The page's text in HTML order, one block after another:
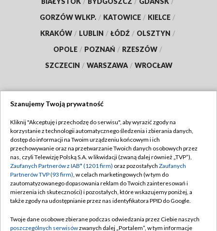
GORZÓW WLKP. / KATOWICE / KIELCE /
KRAKÓW / LUBLIN / ŁÓDŹ / OLSZTYN /
OPOLE / POZNAŃ / RZESZÓW /
SZCZECIN / WARSZAWA / WROCŁAW
TVP
Abonament TVP
Emisja w TVP
Centrum informacji TVP
Naziemna Telewizja Cyfrowa
Rada Programowa
Regulamin TVP
Polityka prywatności
Moje zgody
Pomoc
Kontakt
Szanujemy Twoją prywatność
Kliknij "Akceptuję i przechodzę do serwisu", aby wyrazić zgody na
korzystanie z technologii automatycznego śledzenia i zbierania danych,
dostęp do informacji na Twoim urządzeniu końcowym i ich
przechowywanie oraz na przetwarzanie Twoich danych osobowych przez
nas, czyli Telewizję Polską S.A. w likwidacji (zwaną dalej również „TVP”),
Zaufanych Partnerów z IAB* (1201 firm) oraz pozostałych Zaufanych
Partnerów TVP (93 firm), w celach marketingowych (w tym do
zautomatyzowanego dopasowania reklam do Twoich zainteresowań i
mierzenia ich skuteczności) i pozostałych, które wskazujemy poniżej, a
także zgody na udostępnianie przez nas identyfikatora PPID do Google.
Twoje dane osobowe zbierane podczas odwiedzania przez Ciebie naszych
poszczególnych serwisówzwanych dalej „Portalem”, w tym informacje